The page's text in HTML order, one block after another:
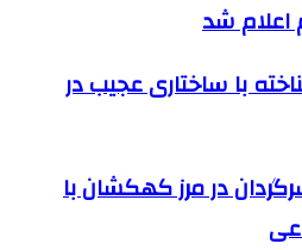
اعلام شد
با ساختاری عجیب در
در مرز کهکشان با